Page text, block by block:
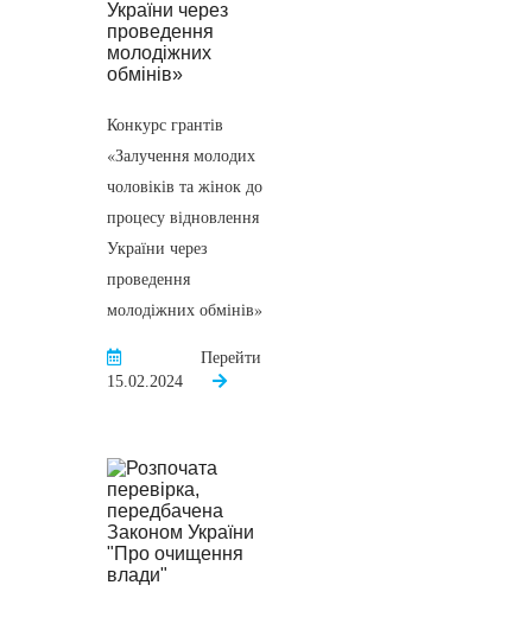
Конкурс грантів
«Залучення молодих
чоловіків та жінок до
процесу відновлення
України через
проведення
молодіжних обмінів»
15.02.2024
Перейти